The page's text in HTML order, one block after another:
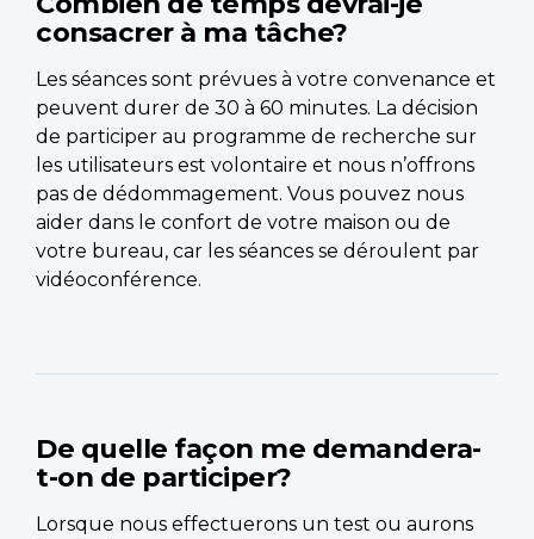
consacrer à ma tâche?
Les séances sont prévues à votre convenance et
peuvent durer de 30 à 60 minutes. La décision
de participer au programme de recherche sur
les utilisateurs est volontaire et nous n’offrons
pas de dédommagement. Vous pouvez nous
aider dans le confort de votre maison ou de
votre bureau, car les séances se déroulent par
vidéoconférence.
De quelle façon me demandera-
t-on de participer?
Lorsque nous effectuerons un test ou aurons